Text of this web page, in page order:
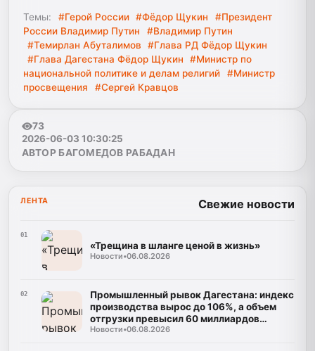
Темы: #Герой России #Фёдор Щукин
#Президент
России Владимир Путин
#Владимир Путин
#Темирлан Абуталимов
#Глава РД Фёдор Щукин
#Глава Дагестана Фёдор Щукин
#Министр по
национальной политике и делам религий
#Министр
просвещения
#Сергей Кравцов
73
2026-06-03 10:30:25
АВТОР БАГОМЕДОВ РАБАДАН
ЛЕНТА Свежие новости
01
«Трещина в шланге ценой в жизнь»
Новости•06.08.2026
02
Промышленный рывок Дагестана: индекс
производства вырос до 106%, а объем
отгрузки превысил 60 миллиардов
рублей
Новости•06.08.2026